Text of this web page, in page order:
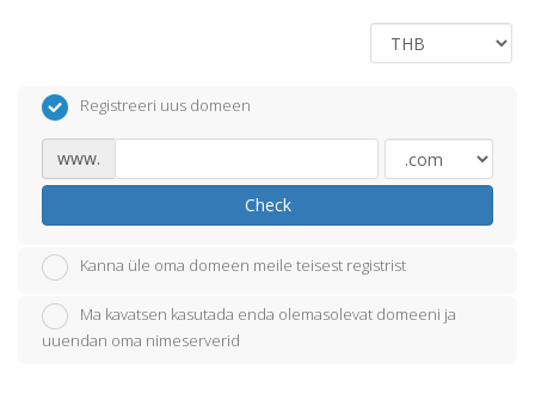
Registreeri uus domeen
www.
Check
Kanna üle oma domeen meile teisest registrist
Ma kavatsen kasutada enda olemasolevat domeeni ja
uuendan oma nimeserverid